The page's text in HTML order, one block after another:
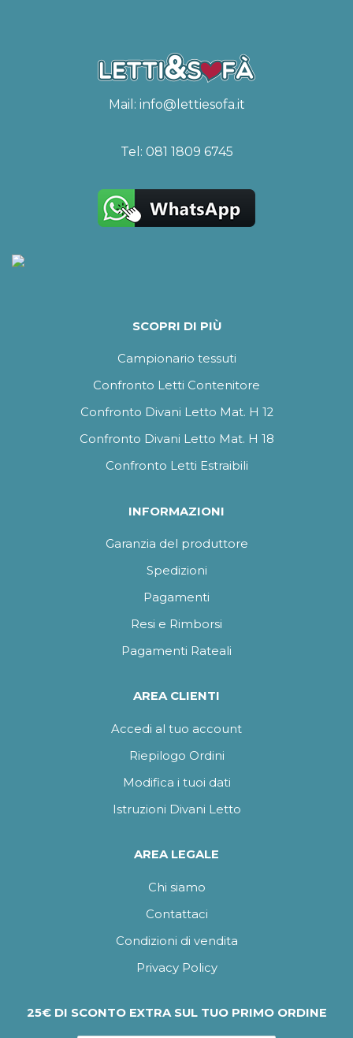
Mail: info@lettiesofa.it
Tel: 081 1809 6745
SCOPRI DI PIÙ
Campionario tessuti
Confronto Letti Contenitore
Confronto Divani Letto Mat. H 12
Confronto Divani Letto Mat. H 18
Confronto Letti Estraibili
INFORMAZIONI
Garanzia del produttore
Spedizioni
Pagamenti
Resi e Rimborsi
Pagamenti Rateali
AREA CLIENTI
Accedi al tuo account
Riepilogo Ordini
Modifica i tuoi dati
Istruzioni Divani Letto
AREA LEGALE
Chi siamo
Contattaci
Condizioni di vendita
Privacy Policy
25€ DI SCONTO EXTRA SUL TUO PRIMO ORDINE